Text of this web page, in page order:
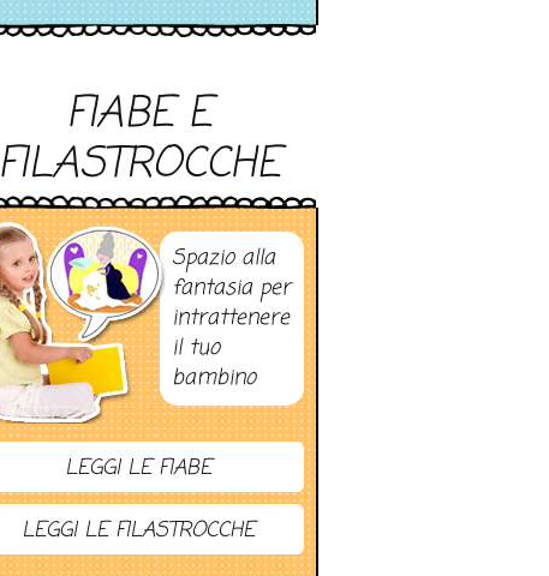
FIABE E
FILASTROCCHE
Spazio alla
fantasia per
intrattenere
il tuo
bambino
LEGGI LE FIABE
LEGGI LE FILASTROCCHE